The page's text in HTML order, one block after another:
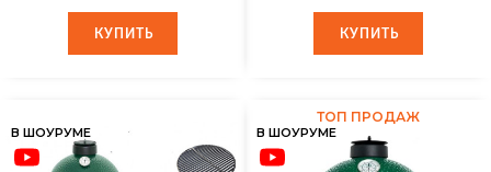
КУПИТЬ
КУПИТЬ КУПИТЬ
КУПИТЬ
В ШОУРУМЕ В ШОУРУМЕ
ТОП ПРОДАЖ